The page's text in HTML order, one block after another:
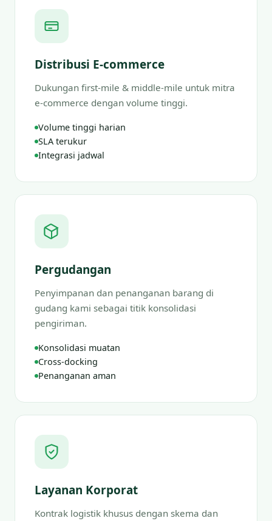
Distribusi E-commerce
Dukungan first-mile & middle-mile untuk mitra
e-commerce dengan volume tinggi.
Volume tinggi harian
SLA terukur
Integrasi jadwal
Pergudangan
Penyimpanan dan penanganan barang di
gudang kami sebagai titik konsolidasi
pengiriman.
Konsolidasi muatan
Cross-docking
Penanganan aman
Layanan Korporat
Kontrak logistik khusus dengan skema dan